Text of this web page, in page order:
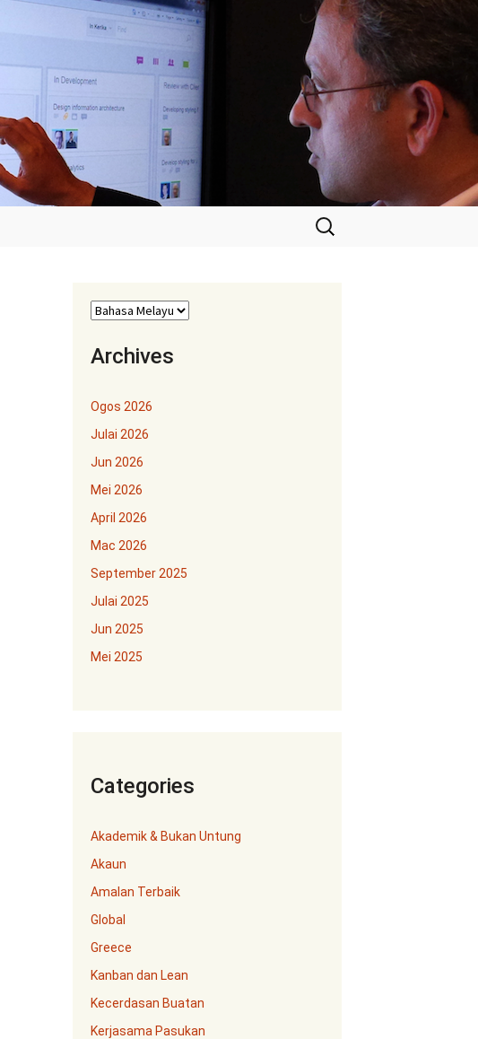
Cari:
Archives
Ogos 2026
Julai 2026
Jun 2026
Mei 2026
April 2026
Mac 2026
September 2025
Julai 2025
Jun 2025
Mei 2025
Categories
Akademik & Bukan Untung
Akaun
Amalan Terbaik
Global
Greece
Kanban dan Lean
Kecerdasan Buatan
Kerjasama Pasukan